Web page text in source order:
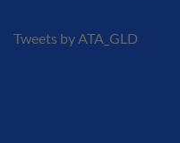
Tweets by ATA_GLD